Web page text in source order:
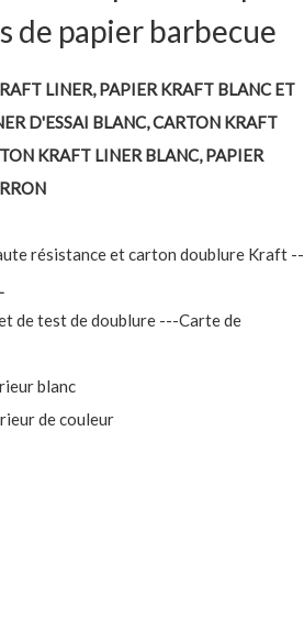
de papier barbecue
LINER, PAPIER KRAFT BLANC ET
D'ESSAI BLANC, CARTON KRAFT
KRAFT LINER BLANC, PAPIER
résistance et carton doublure Kraft --
de test de doublure ---Carte de
blanc
de couleur